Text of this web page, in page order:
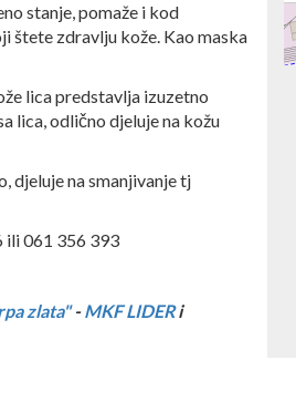
stanje, pomaže i kod
štete zdravlju kože. Kao maska
lica predstavlja izuzetno
lica, odlično djeluje na kožu
djeluje na smanjivanje tj
ili 061 356 393
zlata"-MKF LIDERi